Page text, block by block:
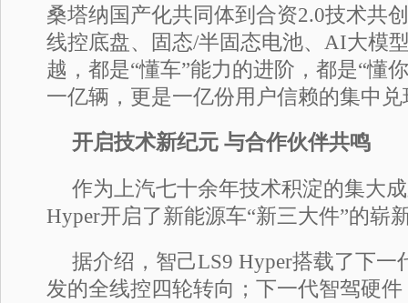
桑塔纳国产化共同体到合资2.0技术共
线控底盘、固态/半固态电池、AI大
越，都是“懂车”能力的进阶，都是“懂
一亿辆，更是一亿份用户信赖的集中兑
开启技术新纪元 与合作伙伴共鸣
作为上汽七十余年技术积淀的集大
Hyper开启了新能源车“新三大件”的崭
据介绍，智己LS9 Hyper搭载了下一
发的全线控四轮转向；下一代智驾硬